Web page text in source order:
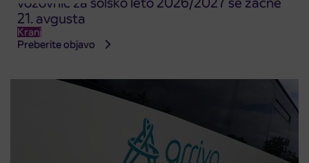
21. avgusta
Kranj
Preberite objavo